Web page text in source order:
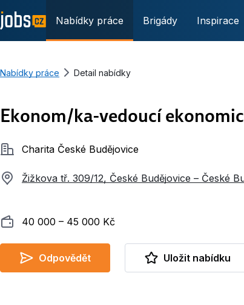
Nabídky práce Brigády Inspirace
Nabídky práce Detail nabídky
Ekonom/ka-vedoucí
SpolečnostCharita České Budějovice
Žižkova tř. 309/12, České Budějovice – České
Plat 40 000 ‍–‍ 45 000 Kč
Odpovědět Uložit nabídku